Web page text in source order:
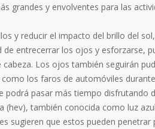
grandes y envolventes para las
y reducir el impacto del brillo del
de entrecerrar los ojos y esforzarse,
Los ojos también seguirán
los faros de automóviles
podrá pasar más tiempo disfrutando
(hev), también conocida como luz
sugieren que estos pueden